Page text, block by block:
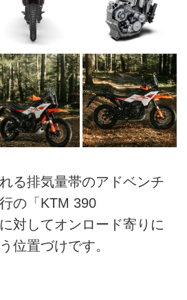
る排気量帯のアドベンチ
の「KTM 390
対してオンロード寄りに
位置づけです。